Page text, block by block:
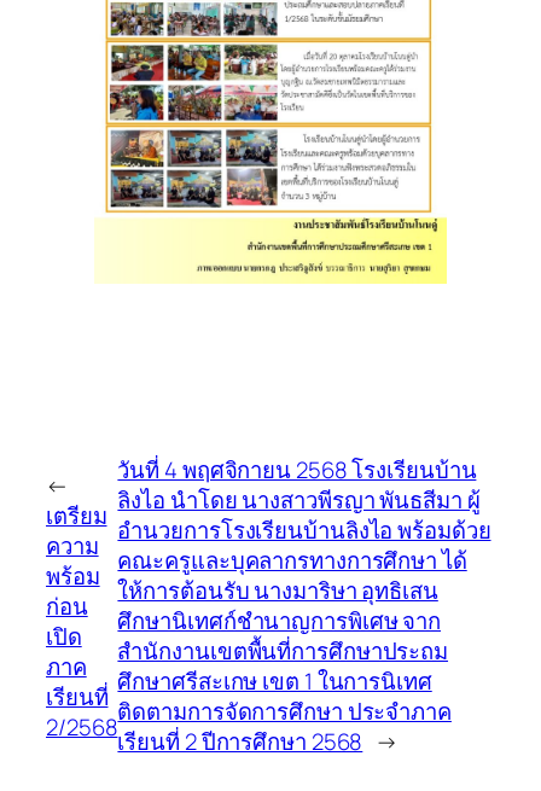
←
เตรียม
ความ
พร้อม
ก่อน
เปิด
ภาค
เรียนที่
2/2568
วันที่ 4 พฤศจิกายน 2568 โรงเรียนบ้าน
ลิงไอ นำโดย นางสาวพีรญา พันธสีมา ผู้
อำนวยการโรงเรียนบ้านลิงไอ พร้อมด้วย
คณะครูและบุคลากรทางการศึกษา ได้
ให้การต้อนรับ นางมาริษา อุทธิเสน
ศึกษานิเทศก์ชำนาญการพิเศษ จาก
สำนักงานเขตพื้นที่การศึกษาประถม
ศึกษาศรีสะเกษ เขต 1 ในการนิเทศ
ติดตามการจัดการศึกษา ประจำภาค
เรียนที่ 2 ปีการศึกษา 2568 →